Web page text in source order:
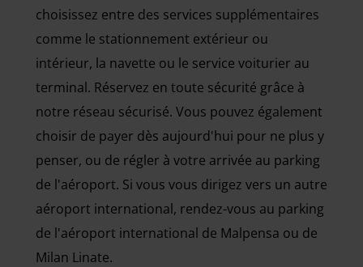
choisissez entre des services supplémentaires
comme le stationnement extérieur ou
intérieur, la navette ou le service voiturier au
terminal. Réservez en toute sécurité grâce à
notre réseau sécurisé. Vous pouvez également
choisir de payer dès aujourd'hui pour ne plus y
penser, ou de régler à votre arrivée au parking
de l'aéroport. Si vous vous dirigez vers un autre
aéroport international, rendez-vous au parking
de l'aéroport international de Malpensa ou de
Milan Linate.